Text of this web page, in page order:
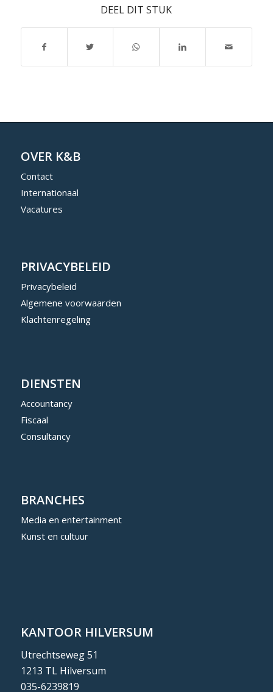
DEEL DIT STUK
OVER K&B
Contact
Internationaal
Vacatures
PRIVACYBELEID
Privacybeleid
Algemene voorwaarden
Klachtenregeling
DIENSTEN
Accountancy
Fiscaal
Consultancy
BRANCHES
Media en entertainment
Kunst en cultuur
KANTOOR HILVERSUM
Utrechtseweg 51
1213 TL Hilversum
035-6239819